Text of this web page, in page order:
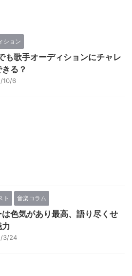
ション
も歌手オーディションにチャレ
る？
10/6
ト 音楽コラム
は色気があり最高、語り尽くせ
3/24